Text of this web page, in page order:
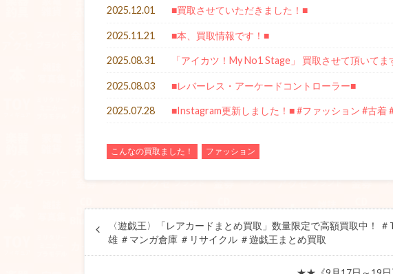
2025.12.01 ■買取させていただきました！■
2025.11.21 ■本、買取情報です！■
2025.08.31 「アイカツ！My No1 Stage」 買取させて頂いてま
2025.08.03 ■レバーレス・アーケードコントローラー■
2025.07.28 ■Instagram更新しました！■ #ファッション #古着
こんなの買取ました！ ファッション
〈遊戯王〉「レアカードまとめ買取」数量限定で高額買取中！
雄 ＃マンガ倉庫 ＃リサイクル ＃遊戯王まとめ買取